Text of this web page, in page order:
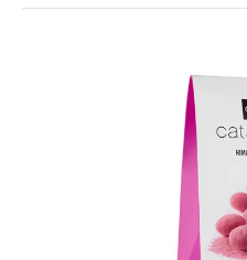
Bildergalerie überspringen